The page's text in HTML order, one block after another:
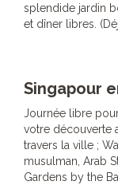
splendide jardin
et dîner libres.
Singapour
Journée libre
votre découverte
travers la ville ;
musulman, Arab
Gardens by the